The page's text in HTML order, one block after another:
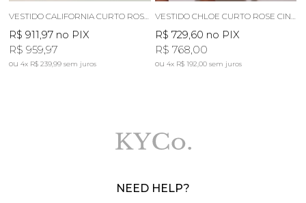
VESTIDO CALIFORNIA CURTO ROSE METALICO
R$ 911,97 no PIX
R$ 959,97
4x R$ 239,99sem juros
VESTIDO CHLOE CURTO ROSE CINTILANTE
R$ 729,60 no PIX
R$ 768,00
4x R$ 192,00 sem juros
NEED HELP?